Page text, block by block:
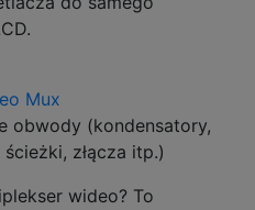
Mux
obwody (kondensatory,
złącza itp.)
wideo? To